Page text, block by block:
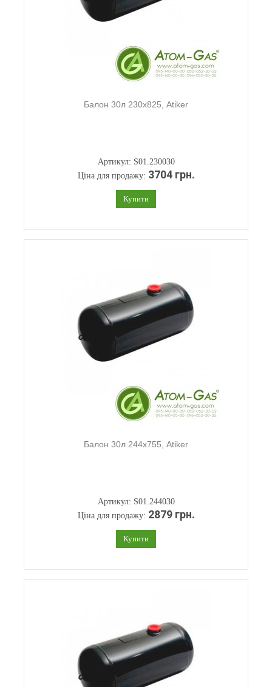
Балон 30л 230х825, Atiker
Артикул: S01.230030
Ціна для продажу: 3704 грн.
Купити
Балон 30л 244х755, Atiker
Артикул: S01.244030
Ціна для продажу: 2879 грн.
Купити